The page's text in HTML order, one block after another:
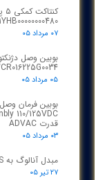
1YHB00000000480
۰۷ مرداد ۰۵
۰۵ مرداد ۰۵
قدرت ADVAC
۰۳ مرداد ۰۵
مبدل آنالوگ به PROFIBUS اوپکن OP-APFB | opkon
۲۷ تیر ۰۵